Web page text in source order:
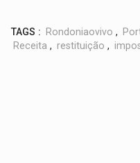
TAGS : Rondoniaovivo ,
Receita , restituição ,